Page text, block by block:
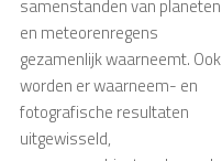
samenstanden van planeten
en meteorenregens
gezamenlijk waarneemt. Ook
worden er waarneem- en
fotografische resultaten
uitgewisseld,